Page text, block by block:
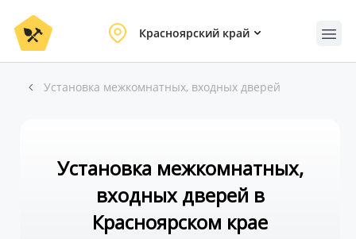
Красноярский край
Установка межкомнатных, входных дверей
Установка межкомнатных,
входных дверей в
Красноярском крае